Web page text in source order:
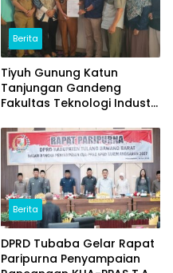
Berita
Tiyuh Gunung Katun
Tanjungan Gandeng
Fakultas Teknologi Industri
Potensi Ikan Lomou
Menjadi Prodak Unggulan
Berita
DPRD Tubaba Gelar Rapat
Paripurna Penyampaian